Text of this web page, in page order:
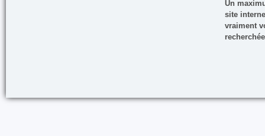
Un
site
vraiment